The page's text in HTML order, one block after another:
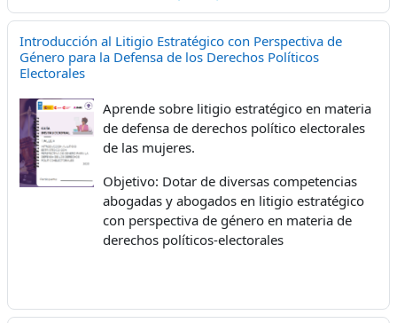
Introducción al Litigio Estratégico con Perspectiva de
Género para la Defensa de los Derechos Políticos
Electorales
Aprende sobre litigio estratégico en materia
de defensa de derechos político electorales
de las mujeres.
Objetivo: Dotar de diversas competencias
abogadas yabogados en litigio estratégico
con perspectiva de género en materia de
derechos políticos-electorales